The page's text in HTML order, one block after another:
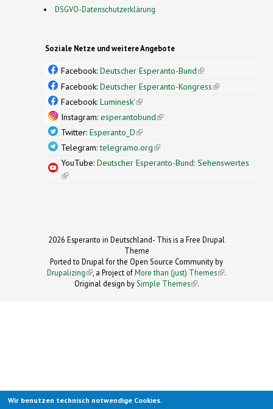
DSGVO-Datenschutzerklärung
Soziale Netze und weitere Angebote
Facebook: Deutscher Esperanto-Bund(link is
external)
Facebook: Deutscher Esperanto-Kongress(link is
Facebook: Luminesk'(link is external)
Instagram: esperantobund(link is external)
Twitter: Esperanto_D(link is external)
Telegram:telegramo.org(link is external)
YouTube: Deutscher Esperanto-Bund: Sehenswertes
(link is external)
2026 Esperanto in Deutschland- This is a Free Drupal
Theme
Ported to Drupal for the Open Source Community by
Drupalizing(link is external)
, a Project ofMore than (just) Themes (link is
.
Original design by Simple Themes
(link is
.
Wir benutzen technisch notwendige Cookies.